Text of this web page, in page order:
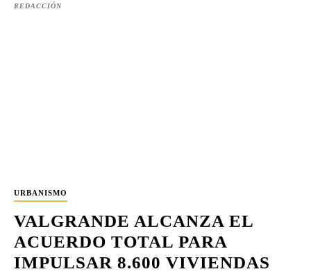
REDACCIÓN
URBANISMO
VALGRANDE ALCANZA EL
ACUERDO TOTAL PARA
IMPULSAR 8.600 VIVIENDAS